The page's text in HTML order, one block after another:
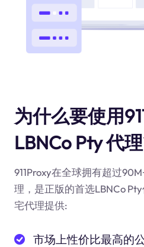
为什么要使用
LBNCo Pty 代
911Proxy在全球拥有超过
理，是正版的首选LBNCo
宅代理提供:
市场上性价比最高的